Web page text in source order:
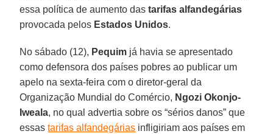
essa política de aumento dastarifas alfandegárias
provocada pelos Estados Unidos.
No sábado (12), Pequim já havia se apresentado
como defensora dos países pobres ao publicar um
apelo na sexta-feira com o diretor-geral da
Organização Mundial do Comércio, Ngozi Okonjo-
Iweala, no qual advertia sobre os “sérios danos” que
essastarifas alfandegárias infligiriam aos países em